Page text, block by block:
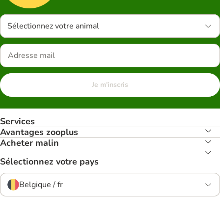
Sélectionnez votre animal
Je m'inscris
Services
Avantages zooplus
Acheter malin
Sélectionnez votre pays
Belgique / fr